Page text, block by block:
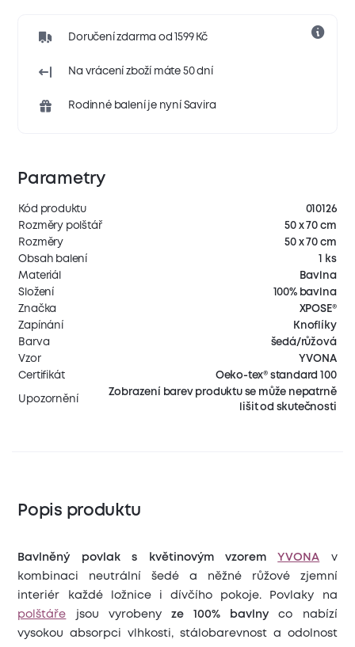
Doručení zdarma od 1599 Kč
Na vrácení zboží máte 50 dní
Rodinné balení je nyní Savira
Parametry
Kód produktu
010126
Rozměry polštář
50 x 70 cm
Rozměry
50 x 70 cm
Obsah balení
1 ks
Materiál
Bavlna
Složení
100% bavlna
Značka
XPOSE®
Zapínání
Knoflíky
Barva
šedá/růžová
Vzor
YVONA
Certifikát
Oeko-tex® standard 100
Upozornění
Zobrazení barev produktu se může nepatrně
lišit od skutečnosti
Popis produktu
Bavlněný povlak s květinovým vzorem YVONA v
kombinaci neutrální šedé a něžné růžové zjemní
interiér každé ložnice i dívčího pokoje. Povlaky na
polštáře jsou vyrobeny ze 100% bavlnyco nabízí
vysokou absorpci vlhkosti, stálobarevnost a odolnost